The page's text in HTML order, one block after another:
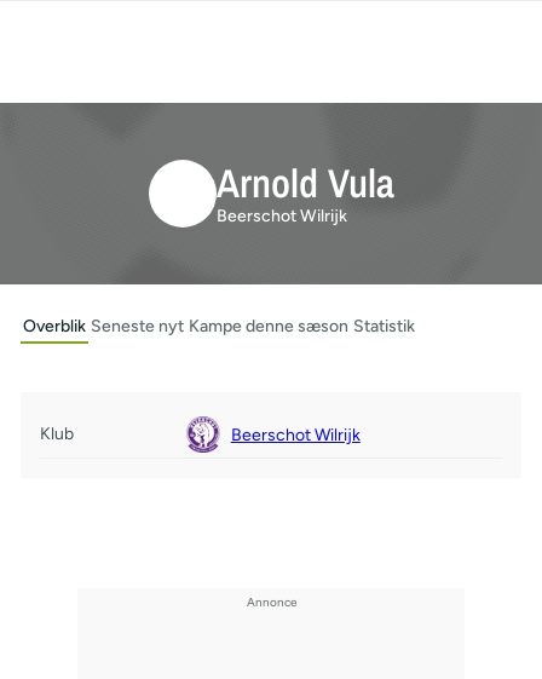
Arnold Vula
Beerschot Wilrijk
Overblik Seneste nyt Kampe denne sæson Statistik
Klub Beerschot Wilrijk